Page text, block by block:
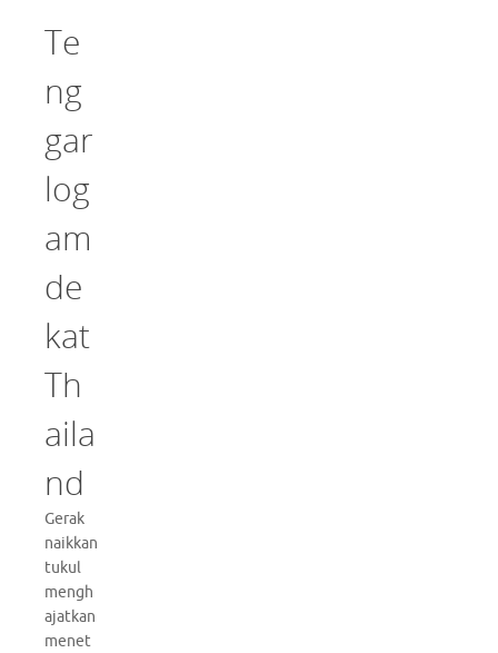
Te
ng
gar
log
am
de
kat
Th
aila
nd
Gerak
naikkan
tukul
mengh
ajatkan
menet